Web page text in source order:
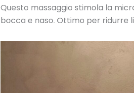
Questo massaggio stimola la
bocca e naso. Ottimo per ridurre